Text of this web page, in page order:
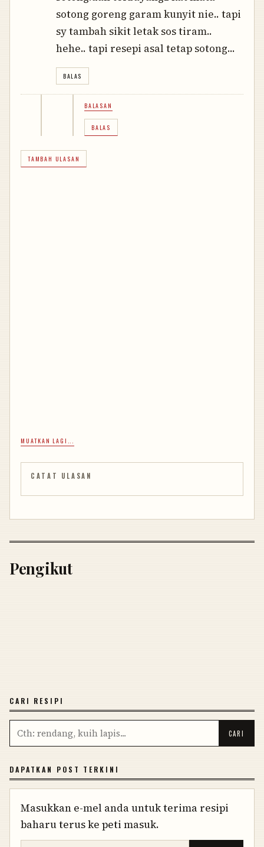
sotong goreng garam kunyit nie.. tapi
sy tambah sikit letak sos tiram..
hehe.. tapi resepi asal tetap sotong...
BALAS
BALASAN
BALAS
TAMBAH ULASAN
MUATKAN LAGI...
CATAT ULASAN
Pengikut
CARI RESIPI
DAPATKAN POST TERKINI
Masukkan e-mel anda untuk terima resipi
baharu terus ke peti masuk.